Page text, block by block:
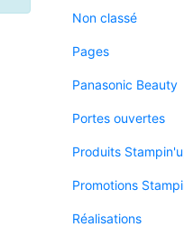
Non classé
Pages
Panasonic Beauty
Portes ouvertes
Produits
Promotions
Réalisations